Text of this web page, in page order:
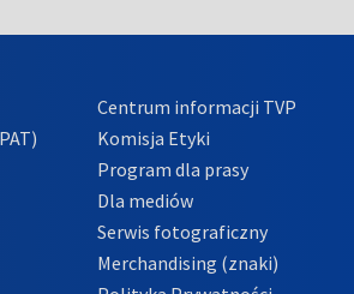
Centrum informacji TVP
Komisja Etyki
Program dla prasy
Dla mediów
Serwis fotograficzny
Merchandising (znaki)